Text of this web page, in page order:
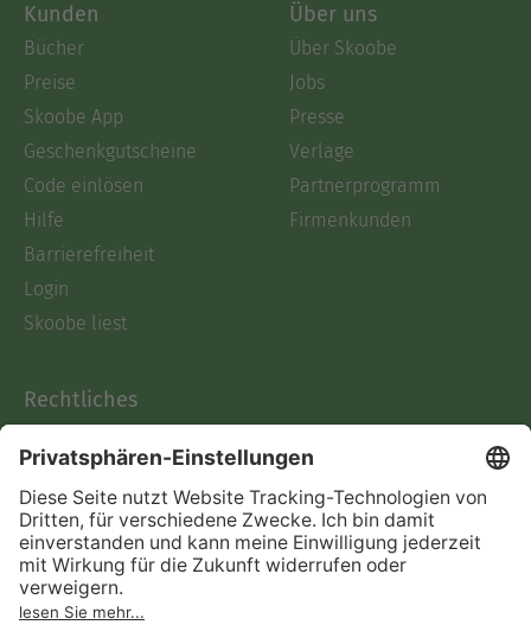
Kunden
Bücher
Preise
Skoobe App
Geschenkgutscheine
Code einlösen
Hilfe
Barrierefreiheit
Login
Skoobe liest
Über uns
Über Skoobe
Jobs
Presse
Verlage
Partnerprogramm
Firmenkunden
Rechtliches
AGB
Informationen nach Data
Act
Verträge hier kündigen
Impressum